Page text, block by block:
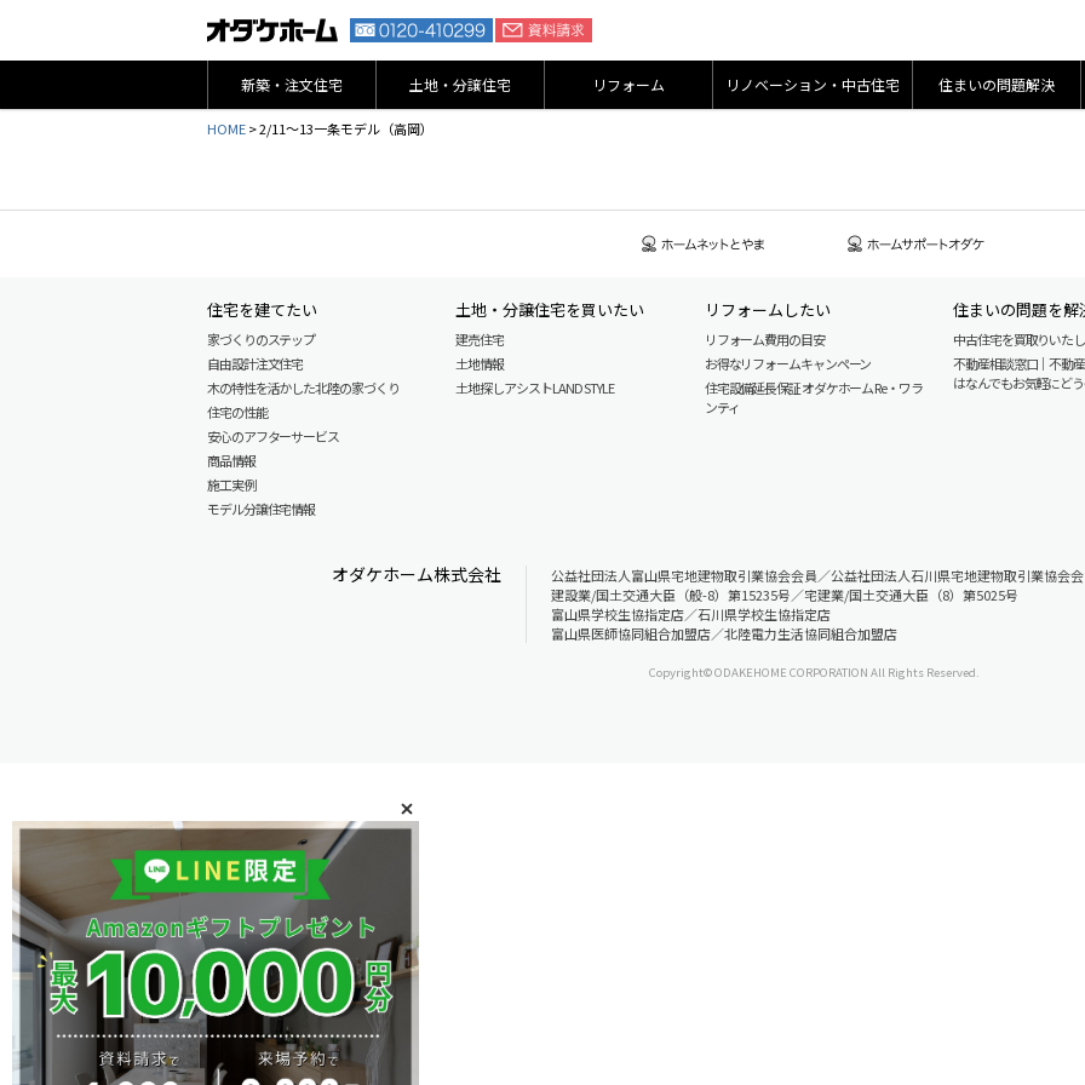
新築・注文住宅 土地・分譲住宅 リフォーム リノベーション・中古住宅 住まいの問題解決
HOME>2/11～13一条モデル（高岡）
住宅を建てたい
家づくりのステップ
自由設計注文住宅
木の特性を活かした北陸の家づくり
住宅の性能
安心のアフターサービス
商品情報
施工実例
モデル分譲住宅情報
土地・分譲住宅を買いたい
建売住宅
土地情報
土地探しアシスト LAND STYLE
リフォームしたい
リフォーム費用の目安
お得なリフォームキャンペーン
住宅設備延長保証 オダケホーム Re・ワラ
ンティ
住まいの問題を解
中古住宅を買取りいた
不動産相談窓口｜不動
はなんでもお気軽にどう
オダケホーム株式会社
公益社団法人富山県宅地建物取引業協会会員／公益社団法人石川県宅地建物取引業協会
建設業/国土交通大臣（般-8）第15235号／宅建業/国土交通大臣（8）第5025号
富山県学校生協指定店／石川県学校生協指定店
富山県医師協同組合加盟店／北陸電力生活協同組合加盟店
Copyright© ODAKEHOME CORPORATION All Rights Reserved.